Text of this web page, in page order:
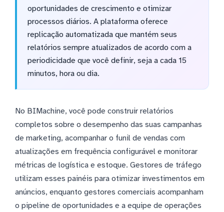
oportunidades de crescimento e otimizar
processos diários. A plataforma oferece
replicação automatizada que mantém seus
relatórios sempre atualizados de acordo com a
periodicidade que você definir, seja a cada 15
minutos, hora ou dia.
No BIMachine, você pode construir relatórios
completos sobre o desempenho das suas campanhas
de marketing, acompanhar o funil de vendas com
atualizações em frequência configurável e monitorar
métricas de logística e estoque. Gestores de tráfego
utilizam esses painéis para otimizar investimentos em
anúncios, enquanto gestores comerciais acompanham
o pipeline de oportunidades e a equipe de operações